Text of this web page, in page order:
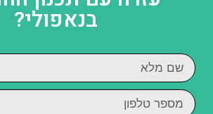
בנאפולי?